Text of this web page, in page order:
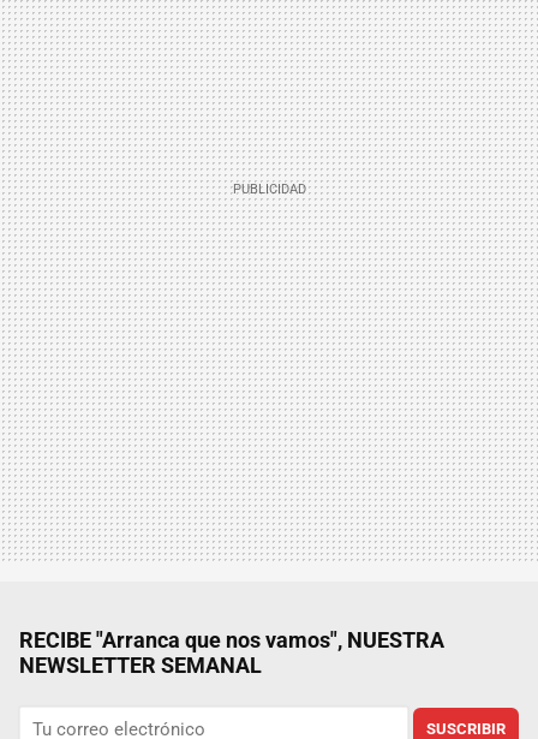
RECIBE "Arranca que nos vamos", NUESTRA
NEWSLETTER SEMANAL
SUSCRIBIR